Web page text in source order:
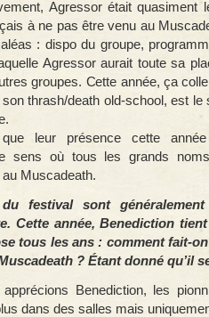
Agressor était quasiment
à ne pas être venu au
: dispo du groupe,
Agressor aurait toute sa
groupes. Cette année, ça
thrash/death old-school, est le
leur présence cette
sens où tous les grands
Muscadeath.
festival sont
Cette année, Benediction
tous les ans : comment fait-
? Étant donné qu’il
Benediction, les
dans des salles mais